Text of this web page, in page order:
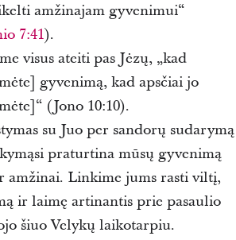
amžinajam gyvenimui“
7:41).
visus ateiti pas Jėzų, „kad
gyvenimą, kad apsčiai jo
(Jono 10:10).
su Juo per sandorų sudarymą
praturtina mūsų gyvenimą
amžinai. Linkime jums rasti viltį,
ir laimę artinantis prie pasaulio
šiuo Velykų laikotarpiu.